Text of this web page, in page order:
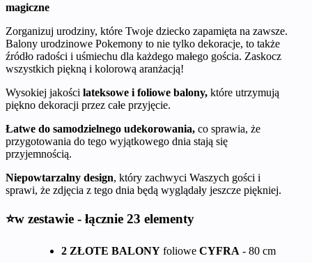
magiczne
Zorganizuj urodziny, które Twoje dziecko zapamięta na zawsze.
Balony urodzinowe Pokemony to nie tylko dekoracje, to także
źródło radości i uśmiechu dla każdego małego gościa. Zaskocz
wszystkich piękną i kolorową aranżacją!
Wysokiej jakości lateksowe i foliowe balony, które utrzymują
piękno dekoracji przez całe przyjęcie.
Łatwe do samodzielnego udekorowania, co sprawia, że
przygotowania do tego wyjątkowego dnia stają się
przyjemnością.
Niepowtarzalny design, który zachwyci Waszych gości i
sprawi, że zdjęcia z tego dnia będą wyglądały jeszcze piękniej.
⭐w zestawie - łącznie 23 elementy
2 ZŁOTE BALONY foliowe CYFRA - 80 cm